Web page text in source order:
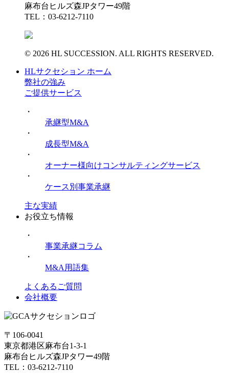
麻布台ヒルズ森JPタワー49階
TEL：03-6212-7110
© 2026 HL SUCCESSION. ALL RIGHTS RESERVED.
HLサクセション ホーム
弊社の強み
ご提供サービス
・
承継型M&A
・
成長型M&A
・
オーナー様向けコンサルティングサービス
・
ケース別事業承継
主な実績
お役立ち情報
・
事業承継コラム
・
M&A用語集
よくあるご質問
会社概要
〒106-0041
東京都港区麻布台1-3-1
麻布台ヒルズ森JPタワー49階
TEL：03-6212-7110